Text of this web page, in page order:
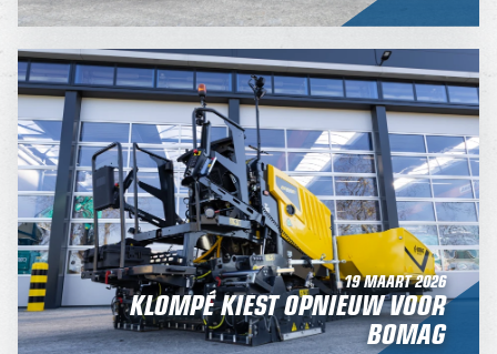
19 MAART 2026
KLOMPÉ KIEST OPNIEUW VOOR
BOMAG